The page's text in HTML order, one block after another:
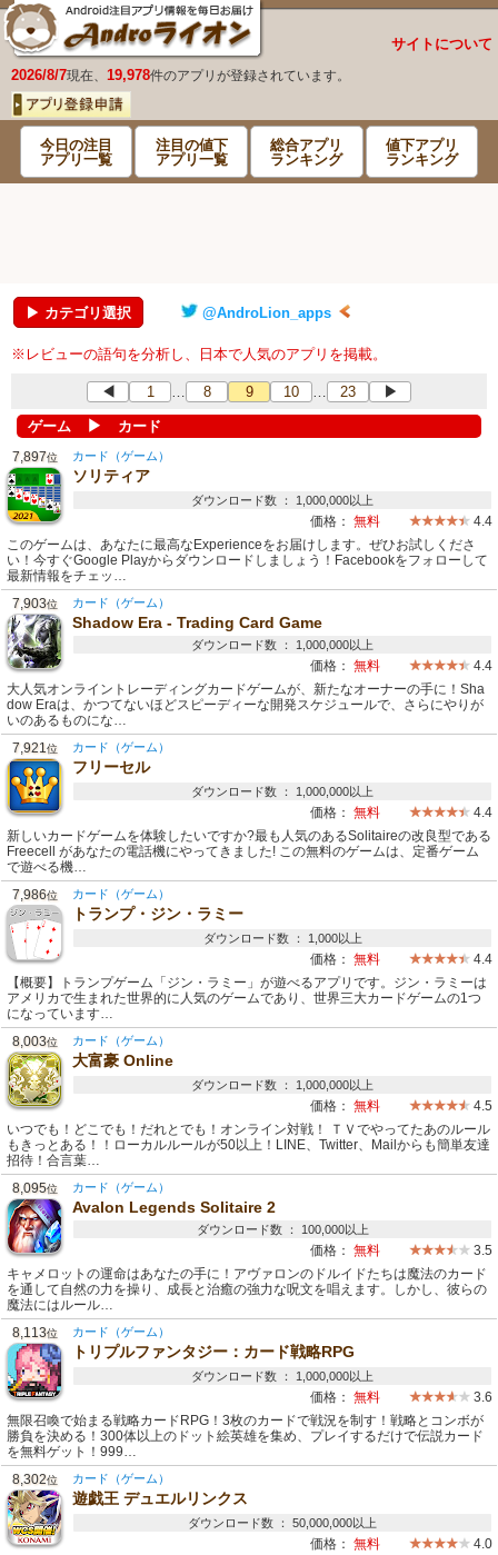
サイトについて
2026/8/7現在、 19,978件のアプリが登録されています。
今日の注目
アプリ一覧
注目の値下
アプリ一覧
総合アプリ
ランキング
値下アプリ
ランキング
▶ カテゴリ選択 @AndroLion_apps
※レビューの語句を分析し、日本で人気のアプリを掲載。
◀ 1 … 8 9 10 … 23 ▶
ゲーム ▶ カード
7,897位 カード（ゲーム）
ソリティア
ダウンロード数 ： 1,000,000以上
価格： 無料
4.4
このゲームは、あなたに最高なExperienceをお届けします。ぜひお試しくださ
い！今すぐGoogle Playからダウンロードしましょう！Facebookをフォローして
最新情報をチェッ…
7,903位 カード（ゲーム）
Shadow Era - Trading Card Game
ダウンロード数 ： 1,000,000以上
価格： 無料
4.4
大人気オンライントレーディングカードゲームが、新たなオーナーの手に！Sha
dow Eraは、かつてないほどスピーディーな開発スケジュールで、さらにやりが
いのあるものにな…
7,921位 カード（ゲーム）
フリーセル
ダウンロード数 ： 1,000,000以上
価格： 無料
4.4
新しいカードゲームを体験したいですか?最も人気のあるSolitaireの改良型である
Freecell があなたの電話機にやってきました! この無料のゲームは、定番ゲーム
で遊べる機…
7,986位 カード（ゲーム）
トランプ・ジン・ラミー
ダウンロード数 ： 1,000以上
価格： 無料
4.4
【概要】トランプゲーム「ジン・ラミー」が遊べるアプリです。ジン・ラミーは
アメリカで生まれた世界的に人気のゲームであり、世界三大カードゲームの1つ
になっています…
8,003位 カード（ゲーム）
大富豪 Online
ダウンロード数 ： 1,000,000以上
価格： 無料
4.5
いつでも！どこでも！だれとでも！オンライン対戦！ ＴＶでやってたあのルール
もきっとある！！ローカルルールが50以上！LINE、Twitter、Mailからも簡単友達
招待！合言葉…
8,095位 カード（ゲーム）
Avalon Legends Solitaire 2
ダウンロード数 ： 100,000以上
価格： 無料
3.5
キャメロットの運命はあなたの手に！アヴァロンのドルイドたちは魔法のカード
を通して自然の力を操り、成長と治癒の強力な呪文を唱えます。しかし、彼らの
魔法にはルール…
8,113位 カード（ゲーム）
トリプルファンタジー：カード戦略RPG
ダウンロード数 ： 1,000,000以上
価格： 無料
3.6
無限召喚で始まる戦略カードRPG！3枚のカードで戦況を制す！戦略とコンボが
勝負を決める！300体以上のドット絵英雄を集め、プレイするだけで伝説カード
を無料ゲット！999…
8,302位 カード（ゲーム）
遊戯王 デュエルリンクス
ダウンロード数 ： 50,000,000以上
価格： 無料
4.0